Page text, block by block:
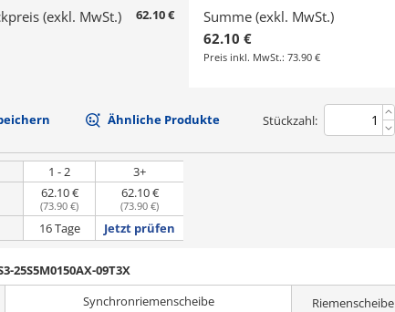
(exkl. MwSt.) 62.10 €
Summe (exkl. MwSt.)
62.10 €
Preis inkl. MwSt.: 73.90 €
Ähnliche Produkte Stückzahl:
1 - 2
3+
62.10 €
(73.90 €)
62.10 €
(73.90 €)
16 Tage Jetzt prüfen
09T3X
Synchronriemenscheibe